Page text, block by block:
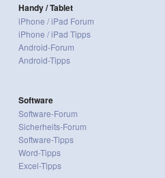
Handy / Tablet
iPhone / iPad Forum
iPhone / iPad Tipps
Android-Forum
Android-Tipps
Software
Software-Forum
Sicherheits-Forum
Software-Tipps
Word-Tipps
Excel-Tipps